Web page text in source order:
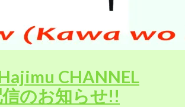
CHANNEL
のお知らせ!!